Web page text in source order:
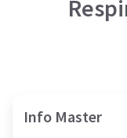
Info Master